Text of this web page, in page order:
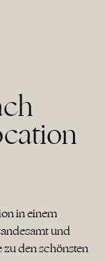
in einem
und
zu den schönsten